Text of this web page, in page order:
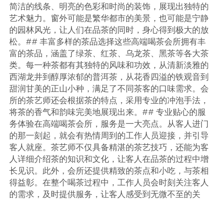
简洁的线条、明亮的色彩和时尚的装饰，展现出独特的
艺术魅力。窗外可能是繁华都市的美景，也可能是宁静
的园林风光，让人们在品茶的同时，身心得到极大的放
松。## 丰富多样的茶品选择这些高端喝茶会所拥有丰
富的茶品，涵盖了绿茶、红茶、乌龙茶、黑茶等各大茶
类。每一种茶都有其独特的风味和功效，从清新淡雅的
西湖龙井到醇厚浓郁的普洱茶，从花香四溢的铁观音到
甜润甘美的正山小种，满足了不同茶客的口味需求。会
所的茶艺师还会根据茶的特点，采用专业的冲泡手法，
将茶的香气和韵味完美地展现出来。## 专业贴心的服
务体验在高端喝茶会所，服务是一大亮点。从客人进门
的那一刻起，就会有热情周到的工作人员迎接，并引导
客人就座。茶艺师不仅具备精湛的茶艺技巧，还能为客
人详细介绍茶的知识和文化，让客人在品茶的过程中增
长见识。此外，会所还提供精致的茶点和小吃，与茶相
得益彰。在整个喝茶过程中，工作人员会时刻关注客人
的需求，及时提供服务，让客人感受到无微不至的关